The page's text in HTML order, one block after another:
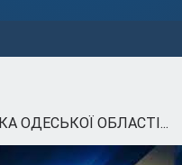
ОДЕСЬКОЇ ОБЛАСТІ...